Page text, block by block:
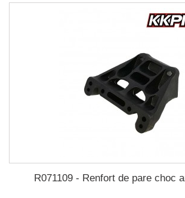
R071109 - Renfort de pare choc